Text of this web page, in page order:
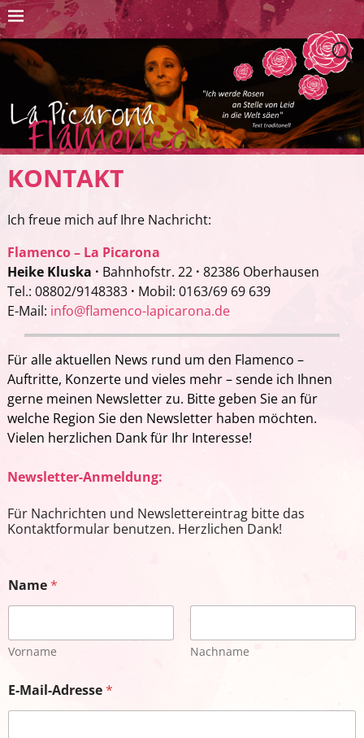
KONTAKT
Ich freue mich auf Ihre Nachricht:
Flamenco – La Picarona
Heike Kluska · Bahnhofstr. 22· 82386 Oberhausen
Tel.: 08802/9148383· Mobil: 0163/69 69 639
E-Mail: info@flamenco-lapicarona.de
Für alle aktuellen News rund um den Flamenco –
Auftritte, Konzerte und vieles mehr – sende ich Ihnen
gerne meinen Newsletter zu. Bitte geben Sie an für
welche Region Sie den Newsletter haben möchten.
Vielen herzlichen Dank für Ihr Interesse!
Newsletter-Anmeldung:
Für Nachrichten und Newslettereintrag bitte das
Kontaktformular benutzen. Herzlichen Dank!
Name*
Vorname Nachname
E-Mail-Adresse*